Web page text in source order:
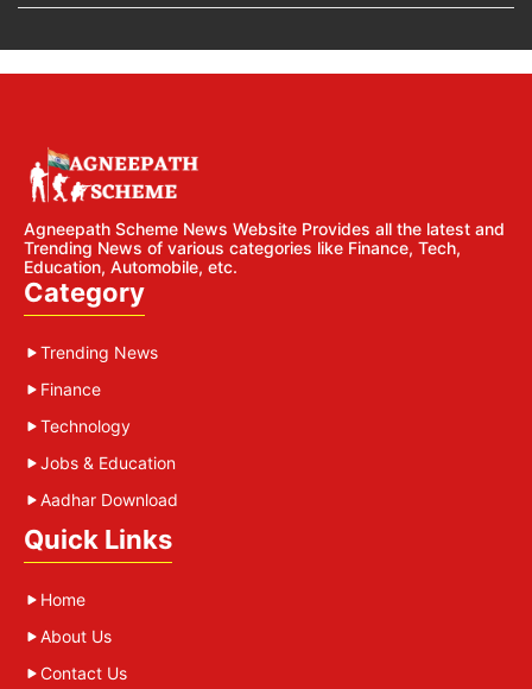
Agneepath Scheme News Website Provides all the latest and
Trending News of various categories like Finance, Tech,
Education, Automobile, etc.
Category
Trending News
Finance
Technology
Jobs & Education
Aadhar Download
Quick Links
Home
About Us
Contact Us